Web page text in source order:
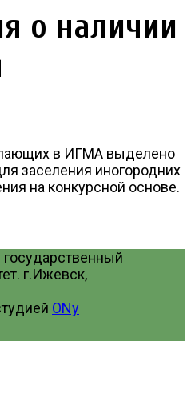
о наличии
в ИГМА выделено
заселения иногородних
на конкурсной основе.
г.Ижевск,
ONy